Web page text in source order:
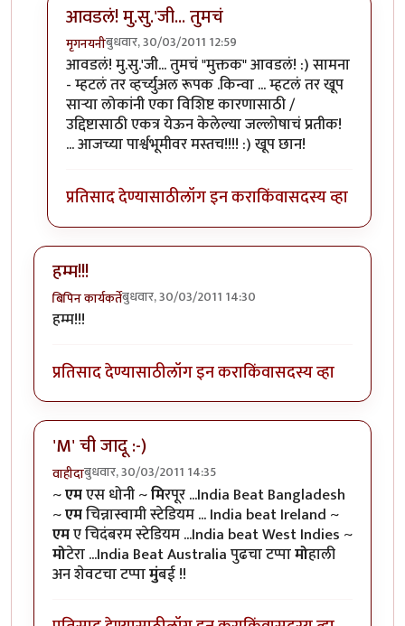
आवडलं! मु.सु.'जी... तुमचं
मृगनयनीबुधवार, 30/03/2011 12:59
In reply toकाव्यातल्या भावनांशी सहमतbyllपुण्याचे पेशवेll
आवडलं! मु.सु.'जी... तुमचं "मुक्तक" आवडलं! :) सामना
- म्हटलं तर व्हर्च्युअल रूपक .किन्वा ... म्हटलं तर खूप
सार्‍या लोकांनी एका विशिष्ट कारणासाठी /
उद्दिष्टासाठी एकत्र येऊन केलेल्या जल्लोषाचं प्रतीक!
... आजच्या पार्श्वभूमीवर मस्तच!!!! :) खूप छान!
प्रतिसाद देण्यासाठीलॉग इन कराकिंवासदस्य व्हा
हम्म!!!
बिपिन कार्यकर्तेबुधवार, 30/03/2011 14:30
हम्म!!!
प्रतिसाद देण्यासाठीलॉग इन कराकिंवासदस्य व्हा
'M' ची जादू :-)
वाहीदाबुधवार, 30/03/2011 14:35
~एमएस धोनी ~मिरपूर ...India Beat Bangladesh
~एमचिन्नास्वामी स्टेडियम ... India beat Ireland ~
एमए चिदंबरम स्टेडियम ...India beat West Indies ~
मोटेरा ...India Beat Australia पुढचा टप्पामोहाली
अन शेवटचा टप्पामुंबई !!